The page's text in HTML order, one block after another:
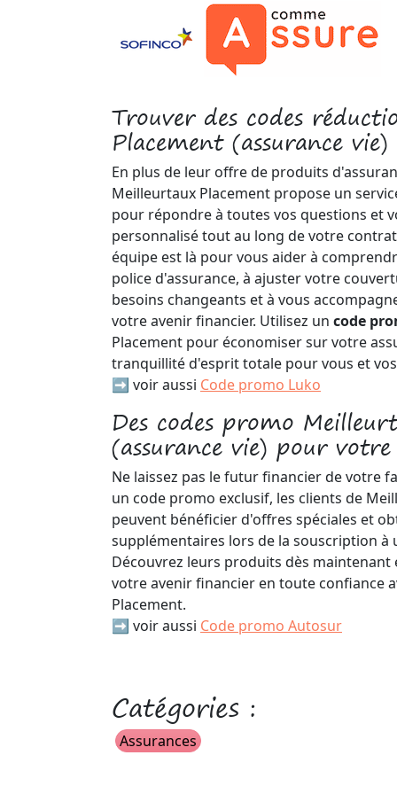
Trouver des codes
Placement (assurance
En plus de leur offre de produits
Meilleurtaux Placement propose un
pour répondre à toutes vos questions et
personnalisé tout au long de votre
équipe est là pour vous aider à
police d'assurance, à ajuster votre
besoins changeants et à vous
votre avenir financier. Utilisez un code
Placement pour économiser sur votre
tranquillité d'esprit totale pour vous et
➡️ voir aussi Code promo Luko
Des codes promo
(assurance vie) pour
Ne laissez pas le futur financier de votre
un code promo exclusif, les clients de
peuvent bénéficier d'offres spéciales et
supplémentaires lors de la souscription à
Découvrez leurs produits dès
votre avenir financier en toute confiance
Placement.
➡️ voir aussi Code promo Autosur
Catégories :
Assurances